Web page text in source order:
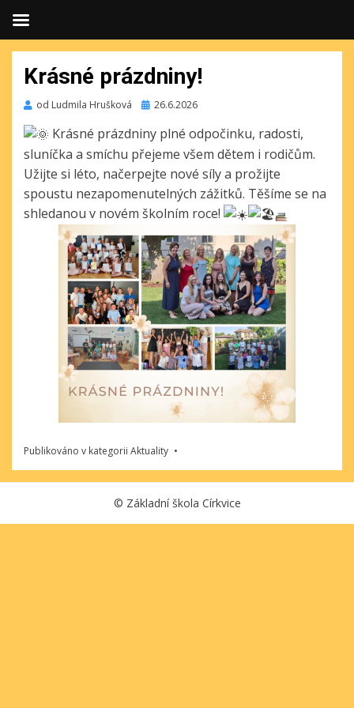
Krásné prázdniny!
od Ludmila Hrušková Publikováno
26.6.2026
Krásné prázdniny plné odpočinku, radosti,
sluníčka a smíchu přejeme všem dětem i rodičům.
Užijte si léto, načerpejte nové síly a prožijte
spoustu nezapomenutelných zážitků. Těšíme se na
shledanou v novém školním roce!
Publikováno v kategorii Aktuality
© Základní škola Církvice